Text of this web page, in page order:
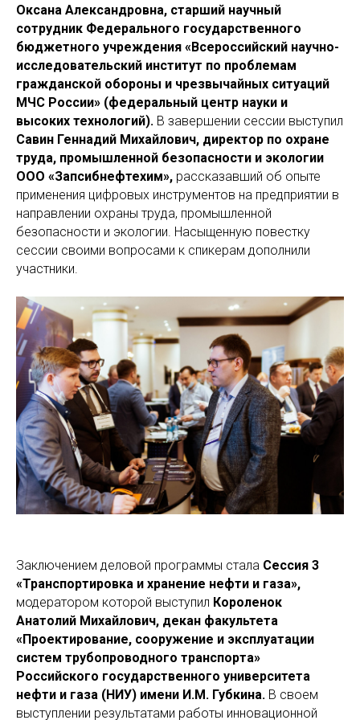
Оксана Александровна, старший научный
сотрудник Федерального государственного
бюджетного учреждения «Всероссийский научно-
исследовательский институт по проблемам
гражданской обороны и чрезвычайных ситуаций
МЧС России» (федеральный центр науки и
высоких технологий). В завершении сессии выступил
Савин Геннадий Михайлович, директор по охране
труда, промышленной безопасности и экологии
ООО «Запсибнефтехим», рассказавший об опыте
применения цифровых инструментов на предприятии в
направлении охраны труда, промышленной
безопасности и экологии. Насыщенную повестку
сессии своими вопросами к спикерам дополнили
участники.
Заключением деловой программы стала Сессия 3
«Транспортировка и хранение нефти и газа»,
модератором которой выступил Короленок
Анатолий Михайлович, декан факультета
«Проектирование, сооружение и эксплуатации
систем трубопроводного транспорта»
Российского государственного университета
нефти и газа (НИУ) имени И.М. Губкина. В своем
выступлении результатами работы инновационной